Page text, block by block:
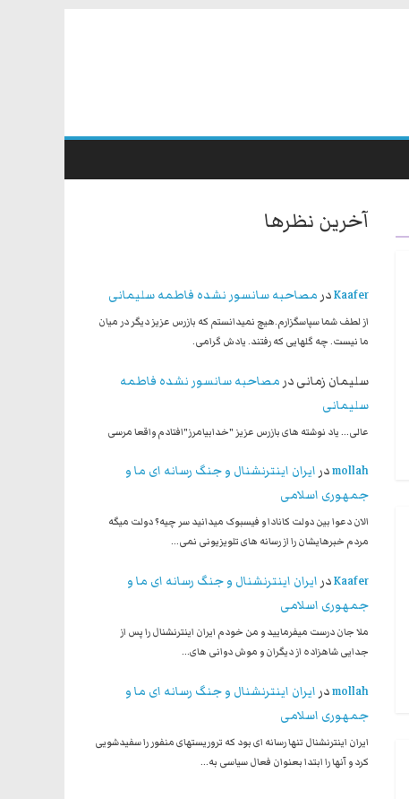
آخرین نظرها
Kaaferدر مصاحبه سانسور نشده فاطمه سلیمانی
از لطف شما سپاسگزارم.هیچ نمیدانستم که بازرس عزیز دیگر در میان
ما نیست. چه گلهایی که رفتند. یادش گرامی.
سلیمان زمانی در مصاحبه سانسور نشده فاطمه
سلیمانی
عالی... یاد نوشته های بازرس عزیز "خدابیامرز"افتادم واقعا مرسی
mollahدر ایران اینترنشنال و جنگ رسانه ای ما و
جمهوری اسلامی
الان دعوا بین دولت کانادا و فیسبوک میدانید سر چیه؟ دولت میگه
مردم خبرهایشان را از رسانه های تلویزیونی نمی…
Kaaferدر ایران اینترنشنال و جنگ رسانه ای ما و
جمهوری اسلامی
ملا جان درست میفرمایید و من خودم ایران اینترنشنال را پس از
جدایی شاهزاده از دیگران و موش دوانی های…
mollahدر ایران اینترنشنال و جنگ رسانه ای ما و
جمهوری اسلامی
ایران اینترنشنال تنها رسانه ای بود که تروریستهای منفور را سفیدشویی
کرد و آنها را ابتدا بعنوان فعال سیاسی به…